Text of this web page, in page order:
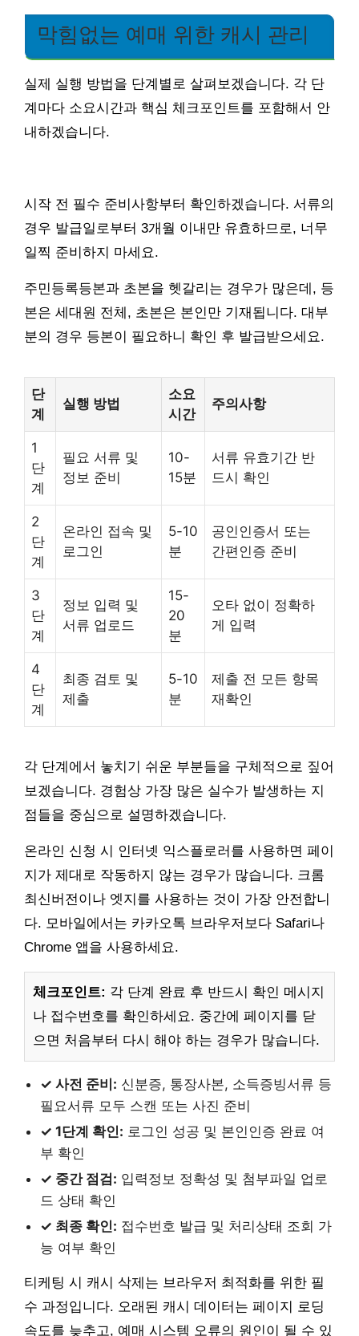
막힘없는 예매 위한 캐시 관리
실제 실행 방법을 단계별로 살펴보겠습니다. 각 단
계마다 소요시간과 핵심 체크포인트를 포함해서 안
내하겠습니다.
시작 전 필수 준비사항부터 확인하겠습니다. 서류의
경우 발급일로부터 3개월 이내만 유효하므로, 너무
일찍 준비하지 마세요.
주민등록등본과 초본을 헷갈리는 경우가 많은데, 등
본은 세대원 전체, 초본은 본인만 기재됩니다. 대부
분의 경우 등본이 필요하니 확인 후 발급받으세요.
단
계
실행 방법
소요
시간
주의사항
1
단
계
필요 서류 및
정보 준비
10-
15분
서류 유효기간 반
드시 확인
2
단
계
온라인 접속 및
로그인
5-10
분
공인인증서 또는
간편인증 준비
3
단
계
정보 입력 및
서류 업로드
15-
20
분
오타 없이 정확하
게 입력
4
단
계
최종 검토 및
제출
5-10
분
제출 전 모든 항목
재확인
각 단계에서 놓치기 쉬운 부분들을 구체적으로 짚어
보겠습니다. 경험상 가장 많은 실수가 발생하는 지
점들을 중심으로 설명하겠습니다.
온라인 신청 시 인터넷 익스플로러를 사용하면 페이
지가 제대로 작동하지 않는 경우가 많습니다. 크롬
최신버전이나 엣지를 사용하는 것이 가장 안전합니
다. 모바일에서는 카카오톡 브라우저보다 Safari나
Chrome 앱을 사용하세요.
체크포인트: 각 단계 완료 후 반드시 확인 메시지
나 접수번호를 확인하세요. 중간에 페이지를 닫
으면 처음부터 다시 해야 하는 경우가 많습니다.
✓ 사전 준비: 신분증, 통장사본, 소득증빙서류 등
필요서류 모두 스캔 또는 사진 준비
✓ 1단계 확인: 로그인 성공 및 본인인증 완료 여
부 확인
✓ 중간 점검: 입력정보 정확성 및 첨부파일 업로
드 상태 확인
✓ 최종 확인: 접수번호 발급 및 처리상태 조회 가
능 여부 확인
티케팅 시 캐시 삭제는 브라우저 최적화를 위한 필
수 과정입니다. 오래된 캐시 데이터는 페이지 로딩
속도를 늦추고, 예매 시스템 오류의 원인이 될 수 있